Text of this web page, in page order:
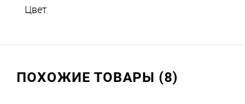
Цвет
ПОХОЖИЕ ТОВАРЫ (8)